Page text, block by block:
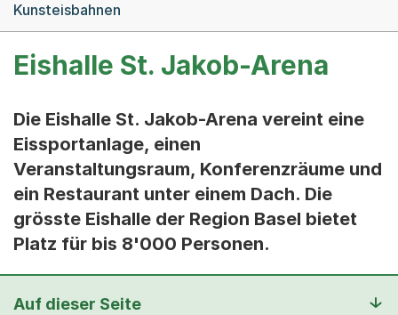
Kunsteisbahnen
Eishalle St. Jakob-Arena
Die Eishalle St. Jakob-Arena vereint eine
Eissportanlage, einen
Veranstaltungsraum, Konferenzräume und
ein Restaurant unter einem Dach. Die
grösste Eishalle der Region Basel bietet
Platz für bis 8'000 Personen.
Auf dieser Seite